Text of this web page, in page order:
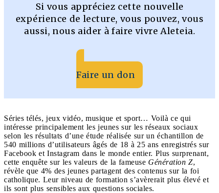
Si vous appréciez cette nouvelle
expérience de lecture, vous pouvez, vous
aussi, nous aider à faire vivre Aleteia.
Faire un don
Séries télés, jeux vidéo, musique et sport… Voilà ce qui
intéresse principalement les jeunes sur les réseaux sociaux
selon les résultats d’une étude réalisée sur un échantillon de
540 millions d’utilisateurs âgés de 18 à 25 ans enregistrés sur
Facebook et Instagram dans le monde entier. Plus surprenant,
cette enquête sur les valeurs de la fameuse Génération Z,
révèle que 4% des jeunes partagent des contenus sur la foi
catholique. Leur niveau de formation s’avèrerait plus élevé et
ils sont plus sensibles aux questions sociales.